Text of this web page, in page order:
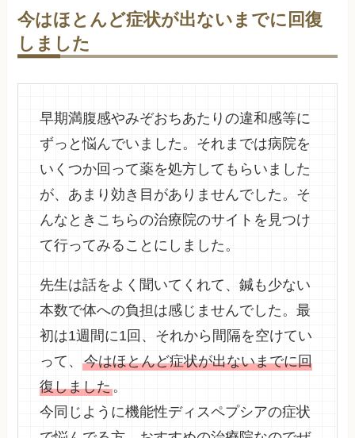
今はほとんど症状が出ないまでに回復
しました
早期満腹感やみぞおちあたりの違和感等に
ずっと悩んでいました。それまでは病院を
いくつか回って薬を処方してもらいました
が、あまり効き目がありませんでした。そ
んなときこちらの治療院のサイトを見つけ
て行ってみることにしました。
先生は話をよく聞いてくれて、鍼も少ない
本数で体への負担は感じませんでした。最
初は1週間に1回、それから間隔を空けてい
って、今はほとんど症状が出ないまでに回
復しました。
今同じように機能性ディスペプシアの症状